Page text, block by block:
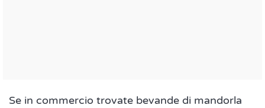
Se in commercio trovate bevande di mandorla